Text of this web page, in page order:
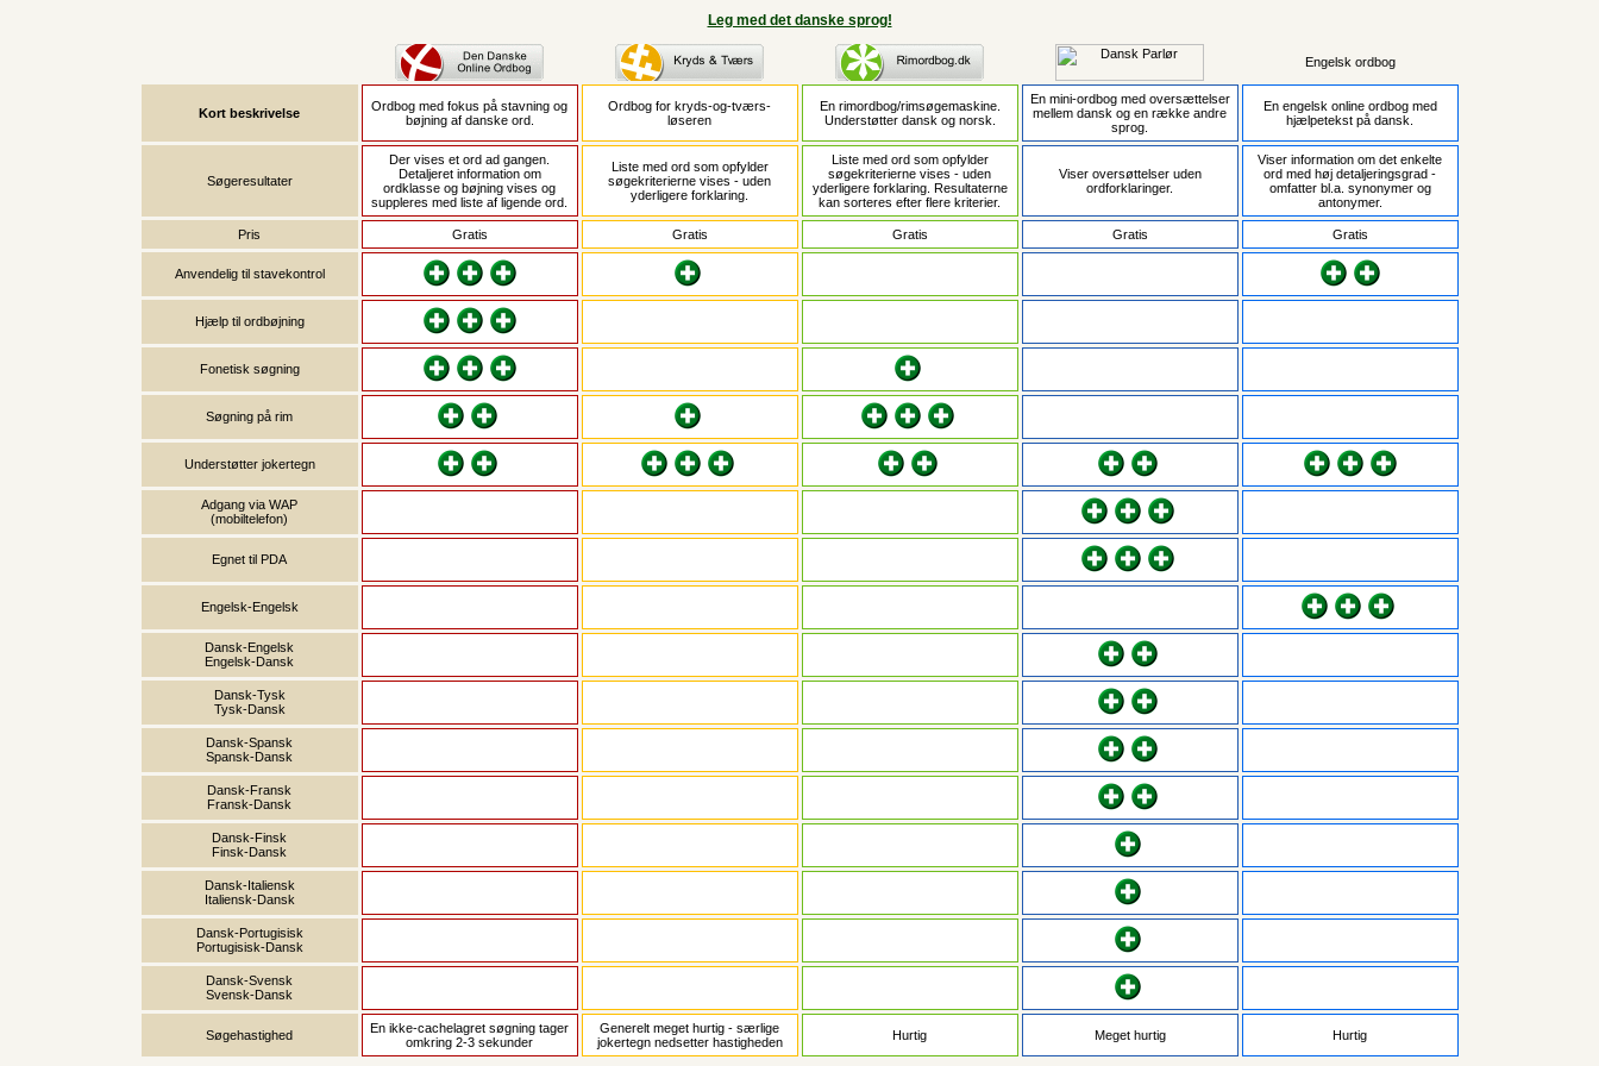
Leg med det danske sprog!
Engelsk ordbog
Kort beskrivelse
Ordbog med fokus på stavning og
bøjning af danske ord.
Ordbog for kryds-og-tværs-
løseren
En rimordbog/rimsøgemaskine.
Understøtter dansk og norsk.
En mini-ordbog med oversættelser
mellem dansk og en række andre
sprog.
En engelsk online ordbog med
hjælpetekst på dansk.
Søgeresultater
Der vises et ord ad gangen.
Detaljeret information om
ordklasse og bøjning vises og
suppleres med liste af ligende ord.
Liste med ord som opfylder
søgekriterierne vises - uden
yderligere forklaring.
Liste med ord som opfylder
søgekriterierne vises - uden
yderligere forklaring. Resultaterne
kan sorteres efter flere kriterier.
Viser oversøttelser uden
ordforklaringer.
Viser information om det enkelte
ord med høj detaljeringsgrad -
omfatter bl.a. synonymer og
antonymer.
Pris Gratis Gratis Gratis Gratis Gratis
Anvendelig til stavekontrol
Hjælp til ordbøjning
Fonetisk søgning
Søgning på rim
Understøtter jokertegn
Adgang via WAP
(mobiltelefon)
Egnet til PDA
Engelsk-Engelsk
Dansk-Engelsk
Engelsk-Dansk
Dansk-Tysk
Tysk-Dansk
Dansk-Spansk
Spansk-Dansk
Dansk-Fransk
Fransk-Dansk
Dansk-Finsk
Finsk-Dansk
Dansk-Italiensk
Italiensk-Dansk
Dansk-Portugisisk
Portugisisk-Dansk
Dansk-Svensk
Svensk-Dansk
Søgehastighed
En ikke-cachelagret søgning tager
omkring 2-3 sekunder
Generelt meget hurtig - særlige
jokertegn nedsetter hastigheden
Hurtig Meget hurtig Hurtig